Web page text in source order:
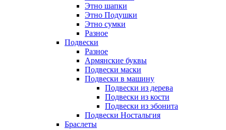
Этно шапки
Этно Подушки
Этно сумки
Разное
Подвески
Разное
Армянские буквы
Подвески маски
Подвески в машину
Подвески из дерева
Подвески из кости
Подвески из эбонита
Подвески Ностальгия
Браслеты